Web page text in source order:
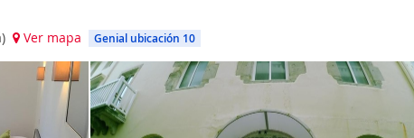
Ver mapa Genial ubicación 10